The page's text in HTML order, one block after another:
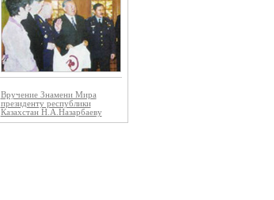
Вручение Знамени Мира
президенту республики
Казахстан Н.А.Назарбаеву